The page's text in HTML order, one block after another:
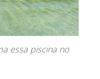
essa piscina no